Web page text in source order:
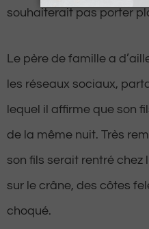
souhaiterait pas porter
Le père de famille a
les réseaux sociaux,
lequel il affirme que son
de la même nuit. Très
son fils serait rentré
sur le crâne, des côtes
choqué.